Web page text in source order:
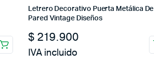
Letrero Decorativo Puerta Metálica De
Pared Vintage Diseños
$ 219.900
IVA incluido